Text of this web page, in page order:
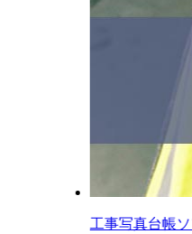
工事写真台帳